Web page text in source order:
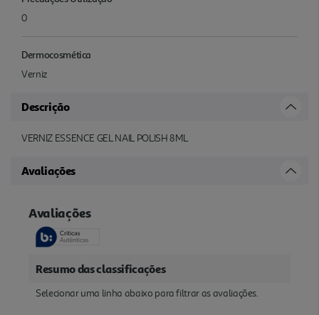
0
Dermocosmética
Verniz
Descrição
VERNIZ ESSENCE GEL NAIL POLISH 8ML
Avaliações